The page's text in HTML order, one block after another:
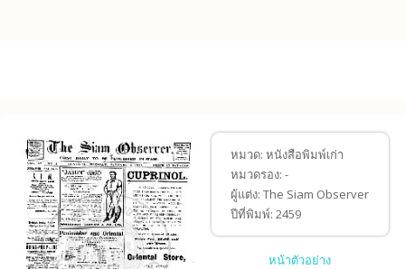
หมวด: หนังสือพิมพ์เก่า
หมวดรอง: -
ผู้แต่ง: The Siam Observer
ปีที่พิมพ์: 2459
หน้าตัวอย่าง